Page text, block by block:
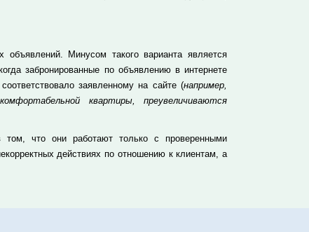
объявлений. Минусом такого варианта является
забронированные по объявлению в интернете
заявленному на сайте (например,
квартиры, преувеличиваются
что они работают только с проверенными
действиях по отношению к клиентам, а